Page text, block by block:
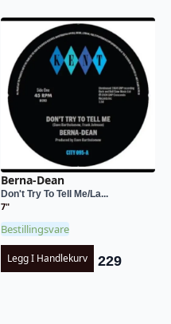
Berna-Dean
Don't Try To Tell Me/La...
7"
Bestillingsvare
Legg I Handlekurv 229